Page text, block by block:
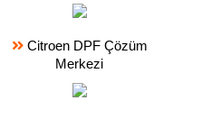
Citroen DPF Çözüm
Merkezi